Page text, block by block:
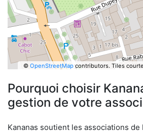
© OpenStreetMapcontributors. Tiles
Pourquoi choisir
gestion de votre
Kananas soutient les associations de